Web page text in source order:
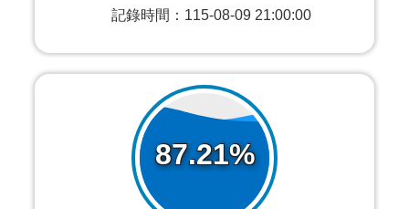
記錄時間：115-08-09 21:00:00
87.21%